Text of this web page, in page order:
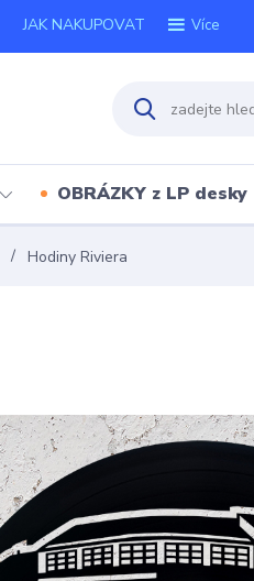
JAK NAKUPOVAT Více
OBRÁZKY z LP desky
Hodiny Riviera